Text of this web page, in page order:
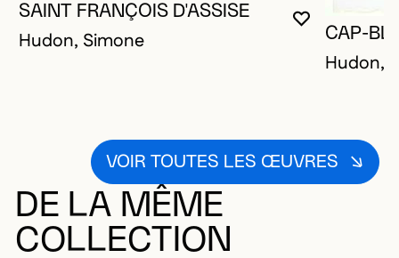
VOUS
FERMER
OUVRIR LA
SAINT FRANÇOIS D'ASSISE
Hudon, Simone CAP-
Hudon,
VOIR TOUTES LES ŒUVRES
DE LA MÊME
COLLECTION